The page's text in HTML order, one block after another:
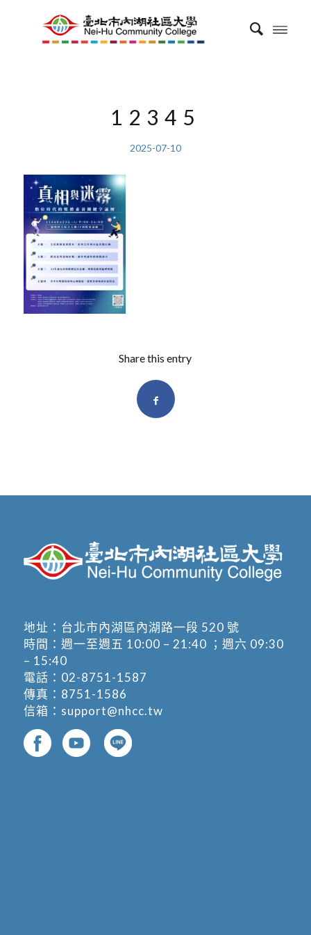
12345
2025-07-10
Share this entry
地址： 台北市內湖區內湖路一段 520 號
時間：週一至週五 10:00 – 21:40 ；週六 09:30
– 15:40
電話： 02-8751-1587
傳真：8751-1586
信箱： support@nhcc.tw